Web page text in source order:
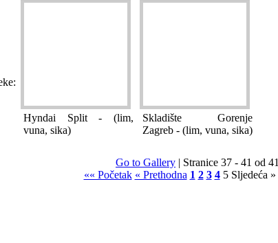
Hyndai Split - (lim,
vuna, sika)
Skladište Gorenje
Zagreb - (lim, vuna, sika)
Go to Gallery | Stranice 37 - 41 od 41
«« Početak « Prethodna 1 2 3 4 5 Sljedeća »